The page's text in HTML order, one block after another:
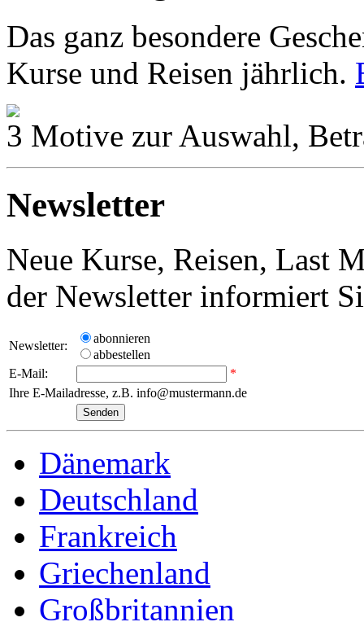
Das ganz besondere
Kurse und Reisen jährlich.
3 Motive zur Auswahl,
Newsletter
Neue Kurse, Reisen, Last
der Newsletter informiert
Newsletter:
abonnieren
abbestellen
E-Mail:
*
Ihre E-Mailadresse, z.B. info@mustermann.de
Dänemark
Deutschland
Frankreich
Griechenland
Großbritannien